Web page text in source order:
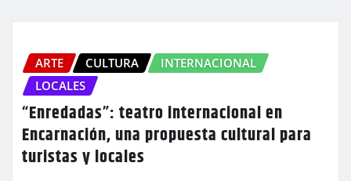
ARTE CULTURA
INTERNACIONAL
LOCALES
“Enredadas”: teatro internacional en
Encarnación, una propuesta cultural para
turistas y locales